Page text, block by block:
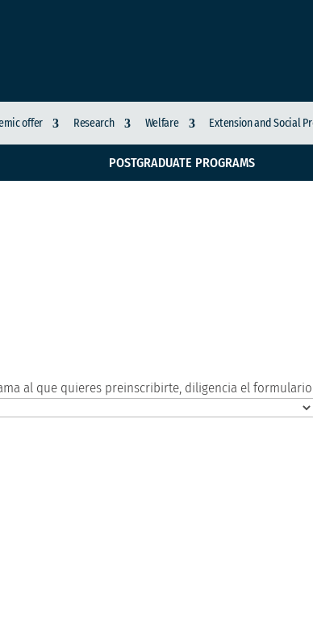
offer Research Welfare Extension and Social
POSTGRADUATE PROGRAMS
al que quieres preinscribirte, diligencia el